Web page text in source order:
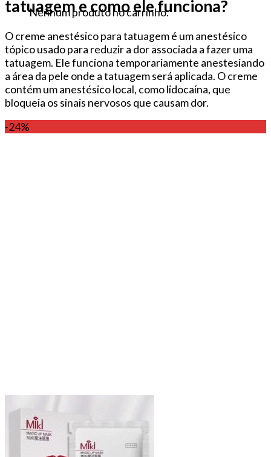
Nenhum produto no carrinho.
tatuagem e como ele funciona?
O creme anestésico para tatuagem é um anestésico
tópico usado para reduzir a dor associada a fazer uma
tatuagem. Ele funciona temporariamente anestesiando
a área da pele onde a tatuagem será aplicada. O creme
contém um anestésico local, como lidocaína, que
bloqueia os sinais nervosos que causam dor.
-24%